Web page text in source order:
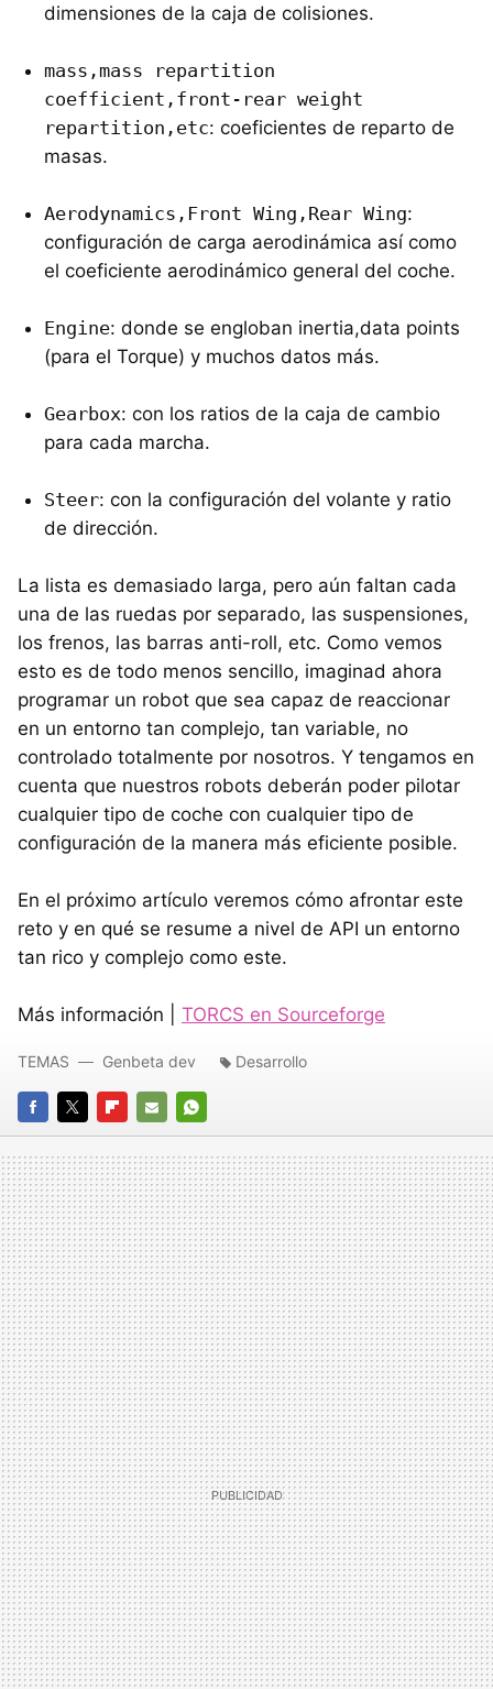
dimensiones de la caja de colisiones.
mass,mass repartition
coefficient,front-rear weight
repartition,etc: coeficientes de reparto de
masas.
Aerodynamics,Front Wing,Rear Wing:
configuración de carga aerodinámica así como
el coeficiente aerodinámico general del coche.
Engine: donde se engloban inertia,data points
(para el Torque) y muchos datos más.
Gearbox: con los ratios de la caja de cambio
para cada marcha.
Steer: con la configuración del volante y ratio
de dirección.
La lista es demasiado larga, pero aún faltan cada
una de las ruedas por separado, las suspensiones,
los frenos, las barras anti-roll, etc. Como vemos
esto es de todo menos sencillo, imaginad ahora
programar un robot que sea capaz de reaccionar
en un entorno tan complejo, tan variable, no
controlado totalmente por nosotros. Y tengamos en
cuenta que nuestros robots deberán poder pilotar
cualquier tipo de coche con cualquier tipo de
configuración de la manera más eficiente posible.
En el próximo artículo veremos cómo afrontar este
reto y en qué se resume a nivel de API un entorno
tan rico y complejo como este.
Más información | TORCS en Sourceforge
FACEBOOK
TWITTERFLIPBOARD
E-
MAIL
WHATSAPP
TEMAS Genbeta dev Desarrollo